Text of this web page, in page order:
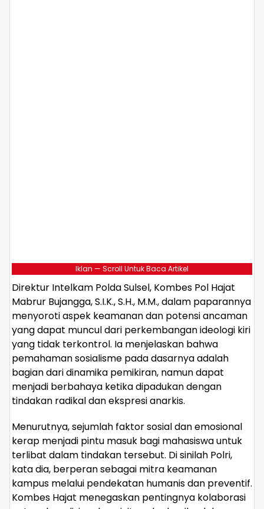
Iklan — Scroll Untuk Baca Artikel
Direktur Intelkam Polda Sulsel, Kombes Pol Hajat
Mabrur Bujangga, S.I.K., S.H., M.M., dalam paparannya
menyoroti aspek keamanan dan potensi ancaman
yang dapat muncul dari perkembangan ideologi kiri
yang tidak terkontrol. Ia menjelaskan bahwa
pemahaman sosialisme pada dasarnya adalah
bagian dari dinamika pemikiran, namun dapat
menjadi berbahaya ketika dipadukan dengan
tindakan radikal dan ekspresi anarkis.
Menurutnya, sejumlah faktor sosial dan emosional
kerap menjadi pintu masuk bagi mahasiswa untuk
terlibat dalam tindakan tersebut. Di sinilah Polri,
kata dia, berperan sebagai mitra keamanan
kampus melalui pendekatan humanis dan preventif.
Kombes Hajat menegaskan pentingnya kolaborasi